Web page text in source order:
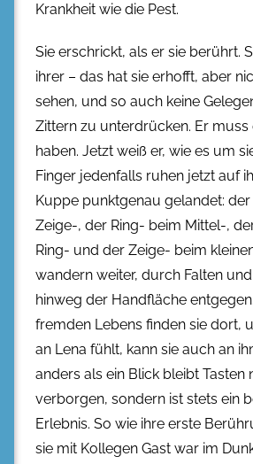
Krankheit wie die Pest.
Sie erschrickt, als er sie berührt.
ihrer – das hat sie erhofft, aber
sehen, und so auch keine
Zittern zu unterdrücken. Er
haben. Jetzt weiß er, wie es um
Finger jedenfalls ruhen jetzt auf
Kuppe punktgenau gelandet: der
Zeige-, der Ring- beim Mittel-,
Ring- und der Zeige- beim
wandern weiter, durch Falten
hinweg der Handfläche
fremden Lebens finden sie dort,
an Lena fühlt, kann sie auch an
anders als ein Blick bleibt Tasten
verborgen, sondern ist stets ein
Erlebnis. So wie ihre erste
sie mit Kollegen Gast war im